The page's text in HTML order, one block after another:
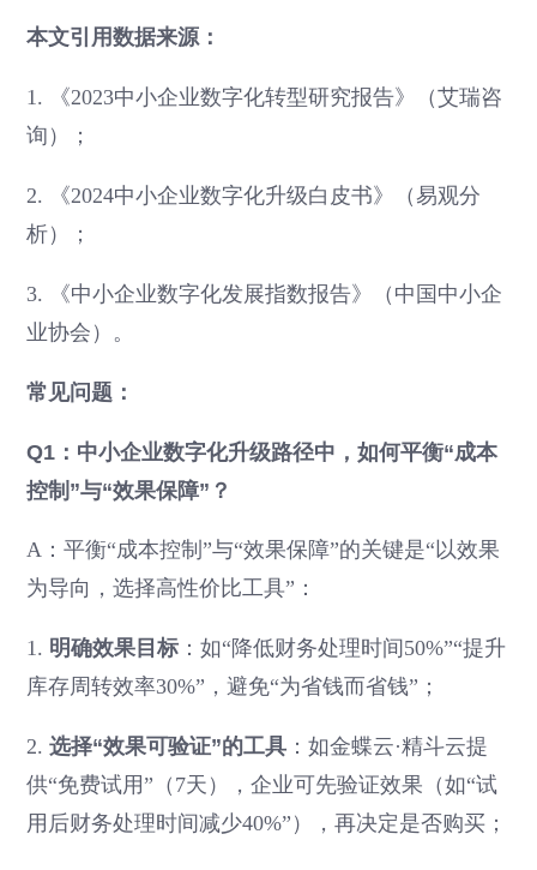
本文引用数据来源：
1. 《2023中小企业数字化转型研究报告》（艾瑞咨
询）；
2. 《2024中小企业数字化升级白皮书》（易观分
析）；
3. 《中小企业数字化发展指数报告》（中国中小企
业协会）。
常见问题：
Q1：中小企业数字化升级路径中，如何平衡“成本
控制”与“效果保障”？
A：平衡“成本控制”与“效果保障”的关键是“以效果
为导向，选择高性价比工具”：
1. 明确效果目标 ：如“降低财务处理时间50%”“提升
库存周转效率30%”，避免“为省钱而省钱”；
2.选择“效果可验证”的工具 ：如金蝶云·精斗云提
供“免费试用”（7天），企业可先验证效果（如“试
用后财务处理时间减少40%”），再决定是否购买；